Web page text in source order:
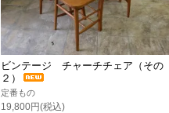
ビンテージ チャーチチェア（その
２）
定番もの
19,800円(税込)